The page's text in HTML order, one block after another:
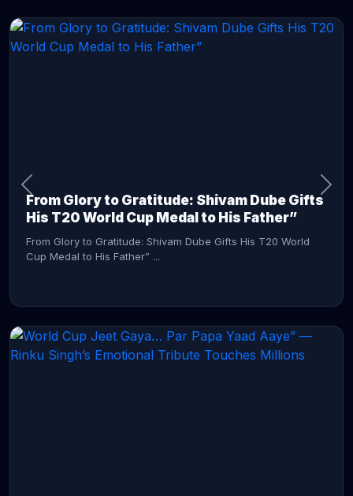
From Glory to Gratitude: Shivam Dube Gifts
His T20 World Cup Medal to His Father”
From Glory to Gratitude: Shivam Dube Gifts His T20 World
Cup Medal to His Father” ...